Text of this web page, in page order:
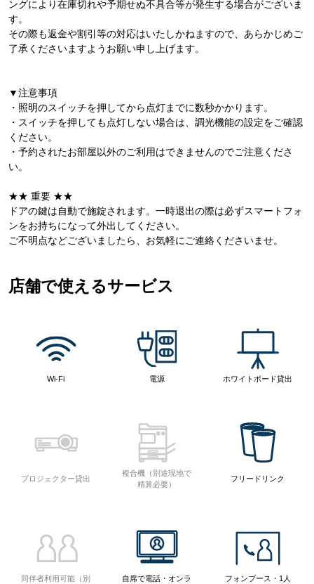
ングにより在庫切れや予期せぬ不具合等が発生する場合がございま
す。
その際も返金や割引等の対応はいたしかねますので、あらかじめご
了承くださいますようお願い申し上げます。
▼注意事項
・照明のスイッチを押してから点灯までに数秒かかります。
・スイッチを押しても点灯しない場合は、調光機能の設定をご確認
ください。
・予約されたお部屋以外のご利用はできませんのでご注意くださ
い。
★★ 重要 ★★
ドアの鍵は自動で施錠されます。一時退出の際は必ずスマートフォ
ンをお持ちになって外出してください。
ご不明点などございましたら、お気軽にご連絡くださいませ。
店舗で使えるサービス
Wi-Fi 電源 ホワイトボード貸出
プロジェクター貸出
複合機（別途現地で
精算必要）
フリードリンク
同伴者利用可能（別
自席で電話・オンラ
フォンブース・1人